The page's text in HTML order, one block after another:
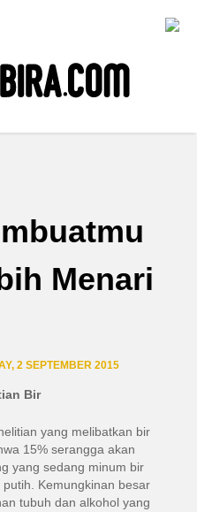
Menari
2 SEPTEMBER 2015
Bir
yang melibatkan bir
15% serangga akan
yang sedang minum bir
Kemungkinan besar
tubuh dan alkohol yang